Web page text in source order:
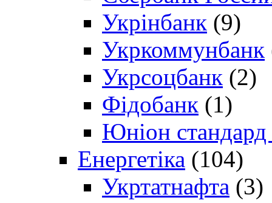
Укрінбанк (9)
Укркоммунбанк
Укрсоцбанк (2)
Фідобанк (1)
Юніон стандард
Енергетіка (104)
Укртатнафта (3)